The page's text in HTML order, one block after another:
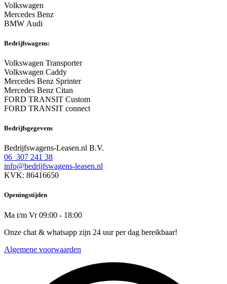
Volkswagen
Mercedes Benz
BMW Audi
Bedrijfswagens:
Volkswagen Transporter
Volkswagen Caddy
Mercedes Benz Sprinter
Mercedes Benz Citan
FORD TRANSIT Custom
FORD TRANSIT connect
Bedrijfsgegevens
Bedrijfswagens-Leasen.nl B.V.
06 307 241 38
info@bedrijfswagens-leasen.nl
KVK: 86416650
Openingstijden
Ma t/m Vr 09:00 - 18:00
Onze chat & whatsapp zijn 24 uur per dag bereikbaar!
Algemene voorwaarden